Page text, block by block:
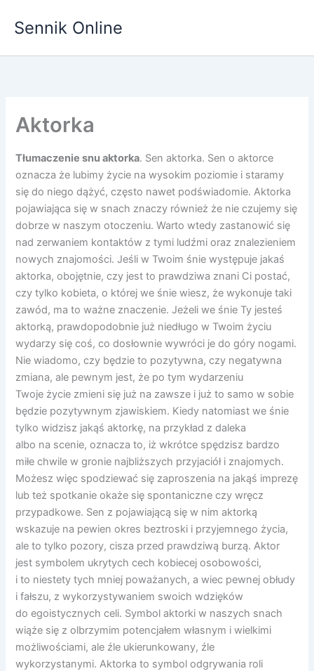
Sennik Online
Aktorka
Tłumaczenie snu aktorka. Sen aktorka. Sen o aktorce
oznacza że lubimy życie na wysokim poziomie i staramy
się do niego dążyć, często nawet podświadomie. Aktorka
pojawiająca się w snach znaczy również że nie czujemy się
dobrze w naszym otoczeniu. Warto wtedy zastanowić się
nad zerwaniem kontaktów z tymi ludźmi oraz znalezieniem
nowych znajomości. Jeśli w Twoim śnie występuje jakaś
aktorka, obojętnie, czy jest to prawdziwa znani Ci postać,
czy tylko kobieta, o której we śnie wiesz, że wykonuje taki
zawód, ma to ważne znaczenie. Jeżeli we śnie Ty jesteś
aktorką, prawdopodobnie już niedługo w Twoim życiu
wydarzy się coś, co dosłownie wywróci je do góry nogami.
Nie wiadomo, czy będzie to pozytywna, czy negatywna
zmiana, ale pewnym jest, że po tym wydarzeniu
Twoje życie zmieni się już na zawsze i już to samo w sobie
będzie pozytywnym zjawiskiem. Kiedy natomiast we śnie
tylko widzisz jakąś aktorkę, na przykład z daleka
albo na scenie, oznacza to, iż wkrótce spędzisz bardzo
miłe chwile w gronie najbliższych przyjaciół i znajomych.
Możesz więc spodziewać się zaproszenia na jakąś imprezę
lub też spotkanie okaże się spontaniczne czy wręcz
przypadkowe. Sen z pojawiającą się w nim aktorką
wskazuje na pewien okres beztroski i przyjemnego życia,
ale to tylko pozory, cisza przed prawdziwą burzą. Aktor
jest symbolem ukrytych cech kobiecej osobowości,
i to niestety tych mniej poważanych, a wiec pewnej obłudy
i fałszu, z wykorzystywaniem swoich wdzięków
do egoistycznych celi. Symbol aktorki w naszych snach
wiąże się z olbrzymim potencjałem własnym i wielkimi
możliwościami, ale źle ukierunkowany, źle
wykorzystanymi. Aktorka to symbol odgrywania roli